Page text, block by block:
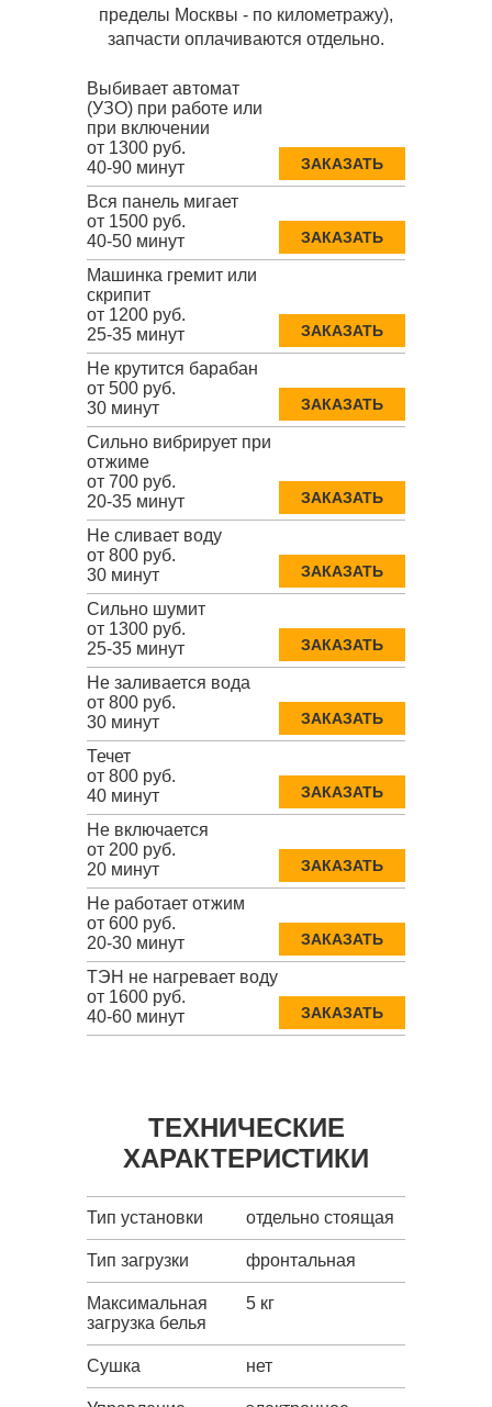
пределы Москвы - по километражу),
запчасти оплачиваются отдельно.
Выбивает автомат
(УЗО) при работе или
при включении
от 1300 руб.
40-90 минут
ЗАКАЗАТЬ
Вся панель мигает
от 1500 руб.
40-50 минут
ЗАКАЗАТЬ
Машинка гремит или
скрипит
от 1200 руб.
25-35 минут
ЗАКАЗАТЬ
Не крутится барабан
от 500 руб.
30 минут
ЗАКАЗАТЬ
Сильно вибрирует при
отжиме
от 700 руб.
20-35 минут
ЗАКАЗАТЬ
Не сливает воду
от 800 руб.
30 минут
ЗАКАЗАТЬ
Сильно шумит
от 1300 руб.
25-35 минут
ЗАКАЗАТЬ
Не заливается вода
от 800 руб.
30 минут
ЗАКАЗАТЬ
Течет
от 800 руб.
40 минут
ЗАКАЗАТЬ
Не включается
от 200 руб.
20 минут
ЗАКАЗАТЬ
Не работает отжим
от 600 руб.
20-30 минут
ЗАКАЗАТЬ
ТЭН не нагревает воду
от 1600 руб.
40-60 минут
ЗАКАЗАТЬ
ТЕХНИЧЕСКИЕ
ХАРАКТЕРИСТИКИ
Тип установки отдельно стоящая
Тип загрузки фронтальная
Максимальная
загрузка белья
5 кг
Сушка нет